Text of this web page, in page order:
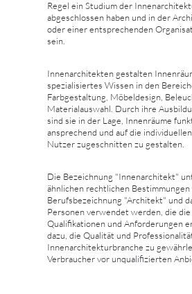
Regel ein Studium der
abgeschlossen haben und in der
oder einer entsprechenden
sein.
Innenarchitekten gestalten
spezialisiertes Wissen in den
Farbgestaltung, Möbeldesign,
Materialauswahl. Durch ihre
sind sie in der Lage, Innenräume
ansprechend und auf die
Nutzer zugeschnitten zu gestalten.
Die Bezeichnung "Innenarchitekt"
ähnlichen rechtlichen Bestimmungen
Berufsbezeichnung "Architekt" und
Personen verwendet werden, die
Qualifikationen und Anforderungen
dazu, die Qualität und
Innenarchitekturbranche zu
Verbraucher vor unqualifizierten